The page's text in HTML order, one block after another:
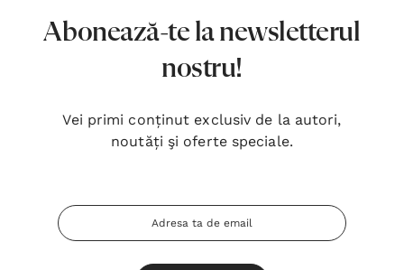
Abonează-te la newsletterul
nostru!
Vei primi conținut exclusiv de la autori,
noutăți şi oferte speciale.
Adresa
Email